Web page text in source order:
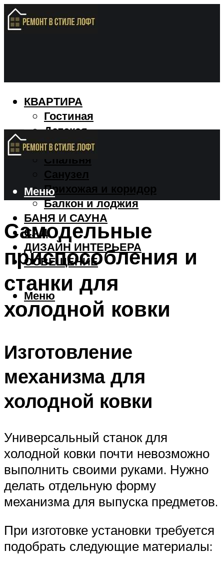
КВАРТИРА
Гостиная
Детская
Кухня
Спальня
Санузел
Прихожая и коридор
Балкон и лоджия
БАНЯ И САУНА
САД
ДИЗАЙН ИНТЕРЬЕРА
ОСВЕЩЕНИЕ
Меню
Меню
Самодельные
приспособления и
станки для
холодной ковки
Изготовление
механизма для
холодной ковки
Универсальный станок для
холодной ковки почти невозможно
выполнить своими руками. Нужно
делать отдельную форму
механизма для выпуска предметов.
При изготовке установки требуется
подобрать следующие материалы: